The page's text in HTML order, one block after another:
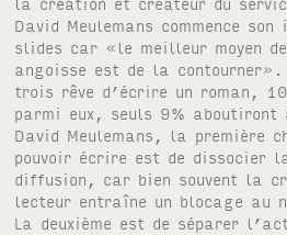
David Meulemans commence
slides car «le meilleur moyen
angoisse est de la
trois rêve d’écrire un roman,
parmi eux, seuls 9% aboutiront
David Meulemans, la première
pouvoir écrire est de dissocier
diffusion, car bien souvent la
lecteur entraîne un blocage au
La deuxième est de séparer